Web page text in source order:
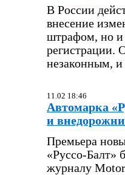
В России
внесение
штрафом, но и
регистрации.
незаконным,
11.02 18:46
Автомарка
и
Премьера
«Руссо-Балт»
журналу Motor